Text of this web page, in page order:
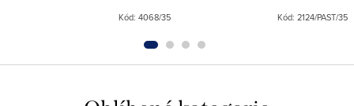
Kód: 4068/35
optimální cirkulaci vzduchu pod
nohou.Skladem také v sadě...
Kód: 2124/PAST/35